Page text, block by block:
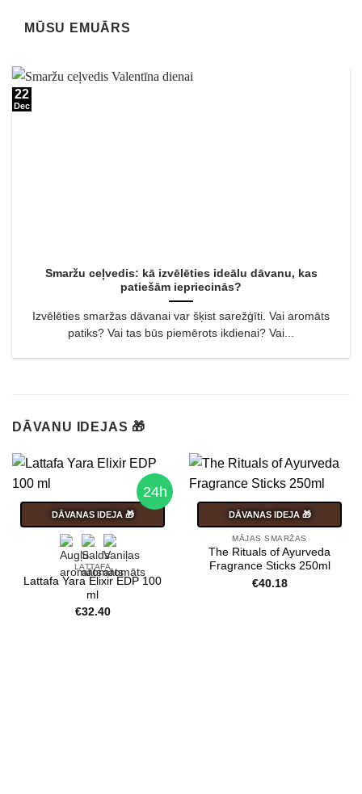
MŪSU EMUĀRS
Smaržu ceļvedis: kā izvēlēties ideālu dāvanu, kas
patiešām iepriecinās?
Izvēlēties smaržas dāvanai var šķist sarežģīti. Vai aromāts
patiks? Vai tas būs piemērots ikdienai? Vai...
22
Dec
DĀVANU IDEJAS 🎁
24h
DĀVANAS IDEJA 🎁
LATTAFA
Lattafa Yara Elixir EDP 100
ml
€32.40
DĀVANAS IDEJA 🎁
MĀJAS SMARŽAS
The Rituals of Ayurveda
Fragrance Sticks 250ml
€40.18